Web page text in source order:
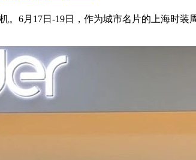
。6月17日-19日，作为城市名片的上海时装